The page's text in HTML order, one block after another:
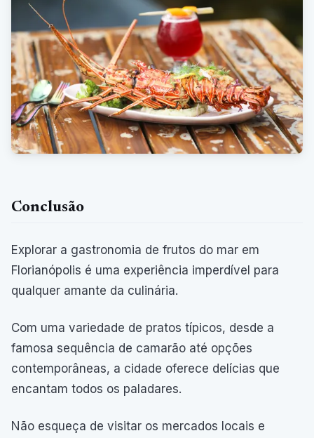
Conclusão
Explorar a gastronomia de frutos do mar em
Florianópolis é uma experiência imperdível para
qualquer amante da culinária.
Com uma variedade de pratos típicos, desde a
famosa sequência de camarão até opções
contemporâneas, a cidade oferece delícias que
encantam todos os paladares.
Não esqueça de visitar os mercados locais e